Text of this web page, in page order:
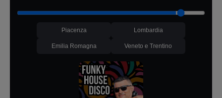
Piacenza Lombardia
Emilia Romagna Veneto e Trentino